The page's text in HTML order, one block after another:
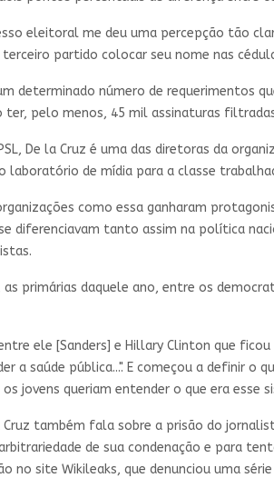
eleitoral me deu uma percepção tão
partido colocar seu nome nas
determinado número de requerimentos
ter, pelo menos, 45 mil assinaturas
De la Cruz é uma das diretoras da
laboratório de mídia para a classe
como essa ganharam
diferenciavam tanto assim na política
as primárias daquele ano, entre os
ele [Sanders] e Hillary Clinton que
a saúde pública...". E começou a definir
os jovens queriam entender o que era
Cruz também fala sobre a prisão do
de sua condenação e para
no site Wikileaks, que denunciou uma